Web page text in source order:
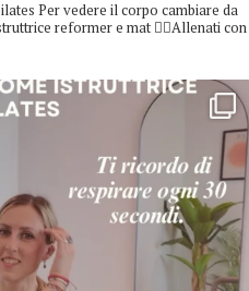
Per vedere il corpo cambiare da
reformer e mat 👇🏻Allenati con